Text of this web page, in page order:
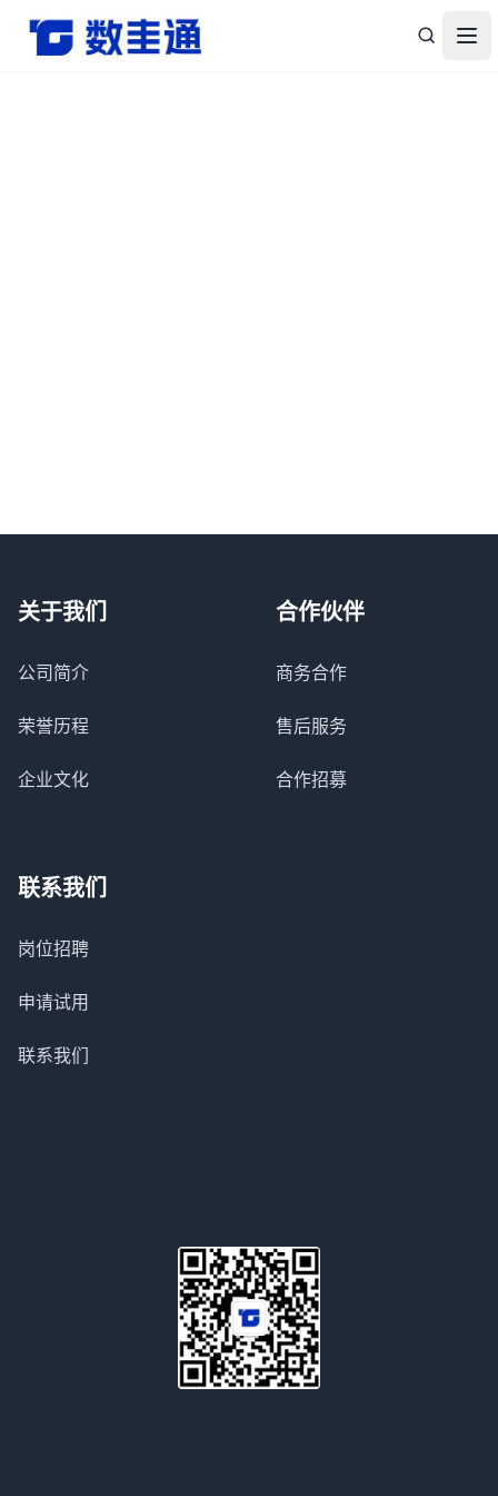
杭州数圭通科技有限公司-让数据安全流动，让数据释放价值
打
关于我们
公司简介
荣誉历程
企业文化
合作伙伴
商务合作
售后服务
合作招募
联系我们
岗位招聘
申请试用
联系我们